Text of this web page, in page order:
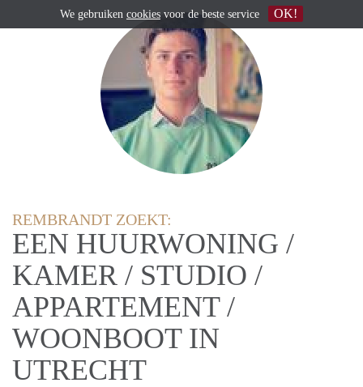
REMBRANDT ZOEKT:
EEN HUURWONING /
KAMER / STUDIO /
APPARTEMENT /
WOONBOOT IN
UTRECHT
We gebruiken cookies voor de beste service OK!